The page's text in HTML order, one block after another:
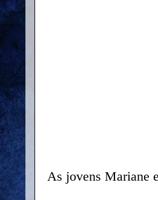
As jovens Mariane